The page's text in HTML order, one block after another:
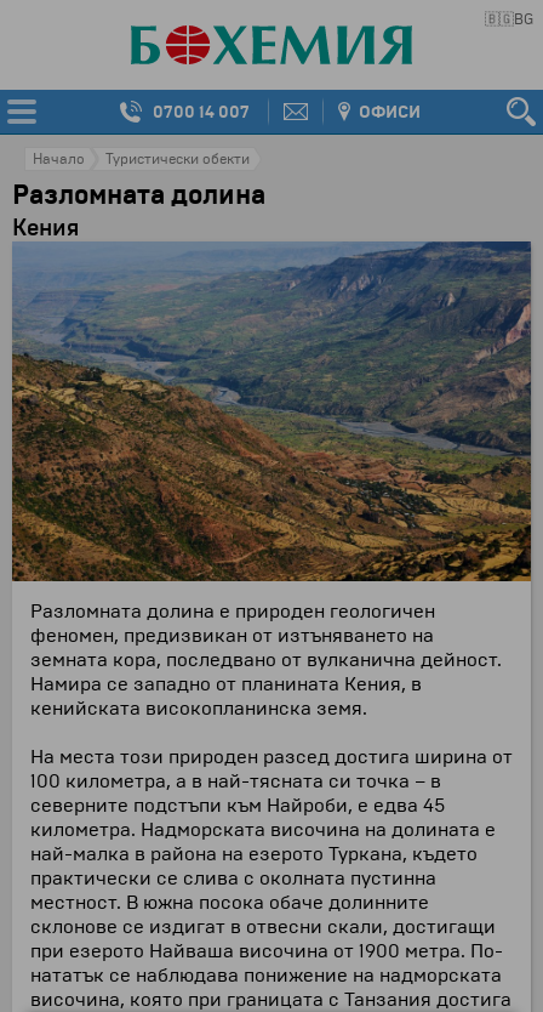
🇧🇬BG
0700 14 007 ОФИСИ
Начало Туристически обекти
Разломната долина
Кения
Разломната долина е природен геологичен
феномен, предизвикан от изтъняването на
земната кора, последвано от вулканична дейност.
Намира се западно от планината Кения, в
кенийската високопланинска земя.
На места този природен разсед достига ширина от
100 километра, а в най-тясната си точка – в
северните подстъпи към Найроби, е едва 45
километра. Надморската височина на долината е
най-малка в района на езерото Туркана, където
практически се слива с околната пустинна
местност. В южна посока обаче долинните
склонове се издигат в отвесни скали, достигащи
при езерото Найваша височина от 1900 метра. По-
нататък се наблюдава понижение на надморската
височина, която при границата с Танзания достига